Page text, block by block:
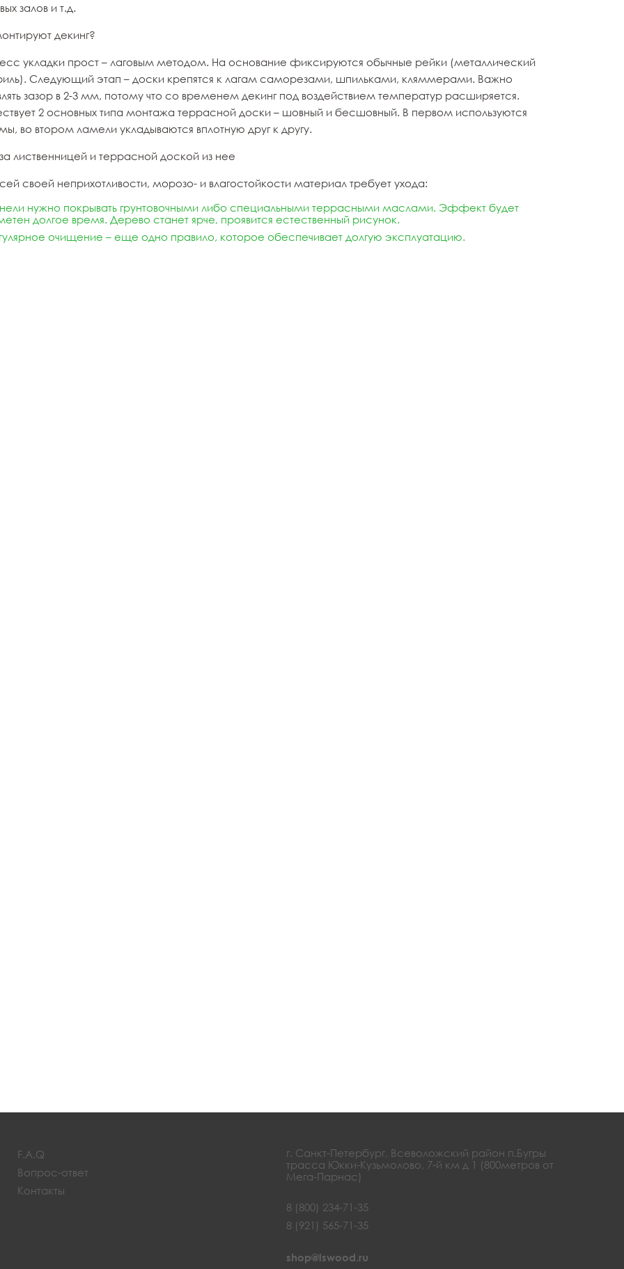
залов и т.д.
декинг?
укладки прост – лаговым методом. На основание фиксируются обычные рейки (металлический
Следующий этап – доски крепятся к лагам саморезами, шпильками, кляммерами. Важно
зазор в 2-3 мм, потому что со временем декинг под воздействием температур расширяется.
2 основных типа монтажа террасной доски – шовный и бесшовный. В первом используются
во втором ламели укладываются вплотную друг к другу.
лиственницей и террасной доской из нее
своей неприхотливости, морозо- и влагостойкости материал требует ухода:
нужно покрывать грунтовочными либо специальными террасными маслами. Эффект будет
долгое время. Дерево станет ярче, проявится естественный рисунок.
очищение – еще одно правило, которое обеспечивает долгую эксплуатацию.
F.A.Q
Вопрос-ответ
Контакты
г. Санкт-Петербург, Всеволожский район п.Бугры
трасса Юкки-Кузьмолово, 7-й км д 1 (800метров от
Мега-Парнас)
8 (800) 234-71-35
8 (921) 565-71-35
shop@lswood.ru